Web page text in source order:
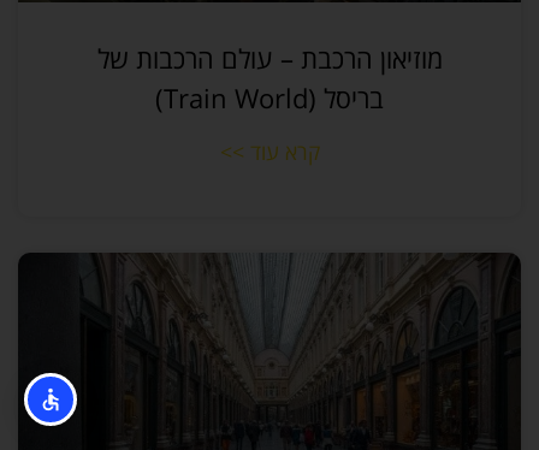
מוזיאון הרכבת – עולם הרכבות של
בריסל (Train World)
קרא עוד >>